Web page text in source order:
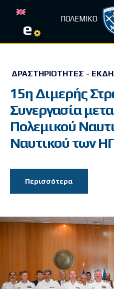
e ΠΟΛΕΜΙΚΟ
ΔΡΑΣΤΗΡΙΌΤΗΤΕΣ -
15η Διμερής
Συνεργασία
Πολεμικού
Ναυτικού των
Περισσότερα